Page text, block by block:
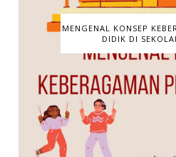
MENGENAL KONSEP
DIDIK DI